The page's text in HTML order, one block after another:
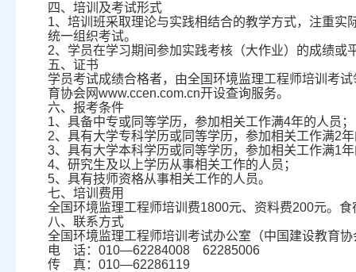
四、培训及考试形式
1、培训班采取理论与实践相结合的教学方式，注重
统一组织考试。
2、学员在学习期间参加实践考核（大作业）的成绩
五、证书
学员考试成绩合格者，由全国环境监理工程师培训考
育协会网www.ccen.com.cn开设查询服务。
六、报考条件
1、具备中专或同等学历，参加相关工作满4年的人员；
2、具有大学专科学历或同等学历，参加相关工作满2
3、具有大学本科学历或同等学历，参加相关工作满1
4、研究生及以上学历从事相关工作的人员；
5、具有技师资格从事相关工作的人员。
七、培训费用
全国环境监理工程师培训费1800元、资料费200元。
八、联系方式
全国环境监理工程师培训考试办公室（中国建设教育
电 话：010—62284008 62285006
传 真：010—62286119